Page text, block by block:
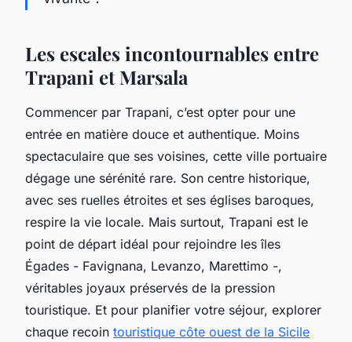
Les escales incontournables entre
Trapani et Marsala
Commencer par Trapani, c’est opter pour une
entrée en matière douce et authentique. Moins
spectaculaire que ses voisines, cette ville portuaire
dégage une sérénité rare. Son centre historique,
avec ses ruelles étroites et ses églises baroques,
respire la vie locale. Mais surtout, Trapani est le
point de départ idéal pour rejoindre les îles
Égades - Favignana, Levanzo, Marettimo -,
véritables joyaux préservés de la pression
touristique. Et pour planifier votre séjour, explorer
chaque recoin touristique côte ouest de la Sicile